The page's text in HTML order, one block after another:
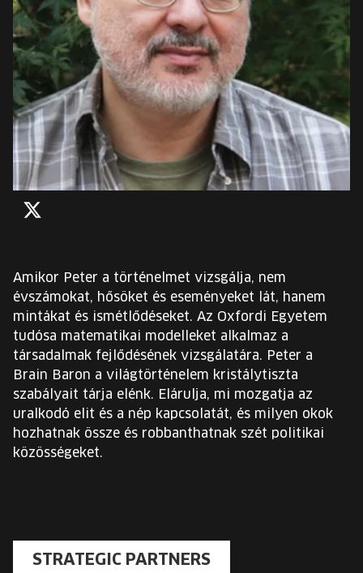
EURÓPA JÖVŐFESZTIVÁLJA
ELŐADÓK
INGYENES DIÁK- ÉS TANÁRREGISZTRÁCIÓ
JEGYEK
KOSÁR
EN
Amikor Peter a történelmet vizsgálja, nem
évszámokat, hősöket és eseményeket lát, hanem
mintákat és ismétlődéseket. Az Oxfordi Egyetem
tudósa matematikai modelleket alkalmaz a
társadalmak fejlődésének vizsgálatára. Peter a
Brain Baron a világtörténelem kristálytiszta
szabályait tárja elénk. Elárulja, mi mozgatja az
uralkodó elit és a nép kapcsolatát, és milyen okok
hozhatnak össze és robbanthatnak szét politikai
közösségeket.
STRATEGIC PARTNERS